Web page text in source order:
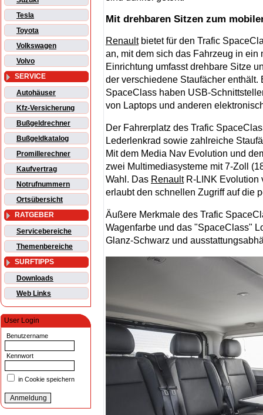
Tesla
Toyota
Volkswagen
Volvo
SERVICE
Autohäuser
Kfz-Versicherung
Bußgeldrechner
Bußgeldkatalog
Promillerechner
Kaufvertrag
Notrufnummern
Ortsübersicht
RATGEBER
Servicebereiche
Themenbereiche
SURFTIPPS
Downloads
Web Links
User Login
Benutzername
Kennwort
in Cookie speichern
Mit drehbaren Sitzen zum
Renaultbietet für den Trafic
an, mit dem sich das Fahrzeug in
Einrichtung umfasst drehbare Sitze
der verschiedene Staufächer
SpaceClass haben USB-
von Laptops und anderen
Der Fahrerplatz des Trafic
Lederlenkrad sowie zahlreiche
Mit dem Media Nav Evolution und
zwei Multimediasysteme mit 7-Zoll
Wahl. Das RenaultR-LINK Evolution
erlaubt den schnellen Zugriff auf die
Äußere Merkmale des Trafic
Wagenfarbe und das "SpaceClass"
Glanz-Schwarz und